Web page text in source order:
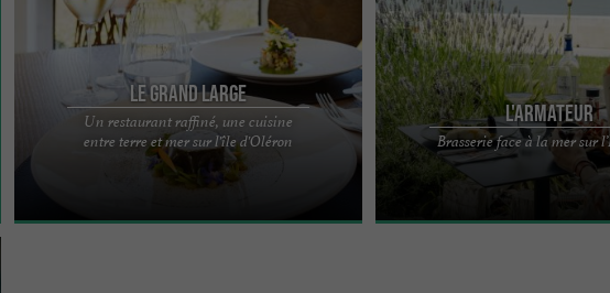
Le Grand Large
Un restaurant raffiné, une cuisine
entre terre et mer sur l'île d'Oléron
Face à l'océan, une CUISINE ENTRE TERRE ET MER
Situé face à l'Atlantique, La Table du Grand Large
L'Armateur
Brasserie face à la mer sur
Un lieu pensé pour la détente
Flotte-en-Ré, sur la côte est de l’Île
distingue ...